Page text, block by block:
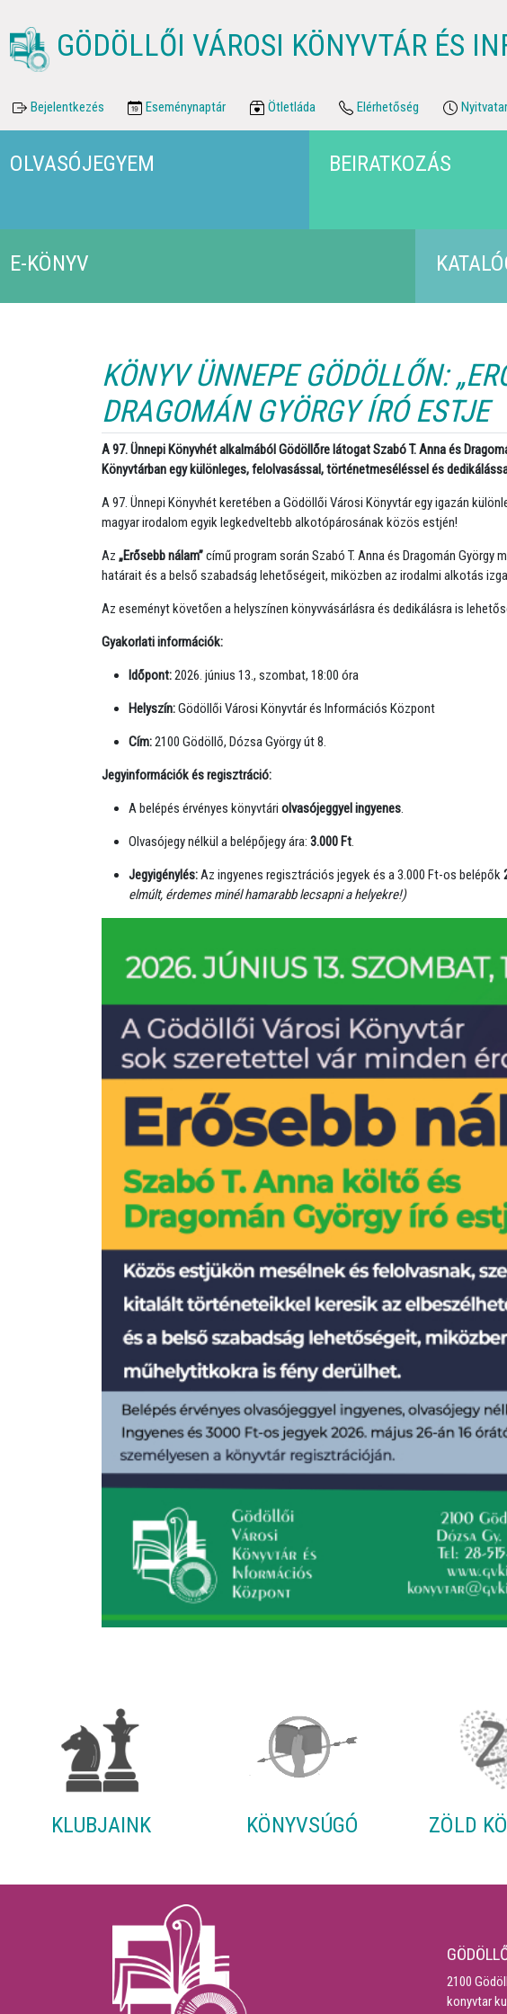
GÖDÖLLŐI VÁROSI KÖNYVTÁR ÉS
Bejelentkezés Eseménynaptár Ötletláda Elérhetőség
OLVASÓJEGYEM BEIRATKOZÁS
E-KÖNYV
KÖNYV ÜNNEPE GÖDÖLLŐN:
DRAGOMÁN GYÖRGY ÍRÓ ESTJE
A 97. Ünnepi Könyvhét alkalmából Gödöllőre látogat Szabó T. Anna és
Könyvtárban egy különleges, felolvasással, történetmeséléssel és
A 97. Ünnepi Könyvhét keretében a Gödöllői Városi Könyvtár egy igazán
magyar irodalom egyik legkedveltebb alkotópárosának közös estjén!
Az„Erősebb nálam”című program során Szabó T. Anna és Dragomán
határait és a belső szabadság lehetőségeit, miközben az irodalmi alkotás
Az eseményt követően a helyszínen könyvvásárlásra és dedikálásra is
Gyakorlati információk:
Időpont:2026. június 13., szombat, 18:00 óra
Helyszín:Gödöllői Városi Könyvtár és Információs Központ
Cím:2100 Gödöllő, Dózsa György út 8.
Jegyinformációk és regisztráció:
A belépés érvényes könyvtáriolvasójeggyel ingyenes.
Olvasójegy nélkül a belépőjegy ára:3.000 Ft.
Jegyigénylés:Az ingyenes regisztrációs jegyek és a 3.000 Ft-os belépők
elmúlt, érdemes minél hamarabb lecsapni a helyekre!)
KLUBJAINK KÖNYVSÚGÓ ZÖLD
2100
konyvtar